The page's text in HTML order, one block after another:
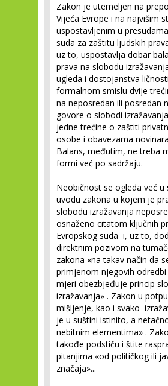
Zakon je utemeljen na
Vijeća Evrope i na najvišim
uspostavljenim u
suda za zaštitu ljudskih
uz to, uspostavlja dobar
prava na slobodu
ugleda i dostojanstva
formalnom smislu dvije
na neposredan ili posredan
govore o slobodi
jedne trećine o zaštiti
osobe i obavezama
Balans, međutim, ne treba
formi već po sadržaju.
Neobičnost se ogleda već u
uvodu zakona u kojem je
slobodu izražavanja
osnaženo citatom ključnih
Evropskog suda i, uz to,
direktnim pozivom na
zakona «na takav način da
primjenom njegovih
mjeri obezbjeđuje princip
izražavanja» . Zakon u
mišljenje, kao i svako
je u suštini istinito, a
nebitnim elementima» .
takođe podstiču i štite
pitanjima «od političkog ili
značaja»...